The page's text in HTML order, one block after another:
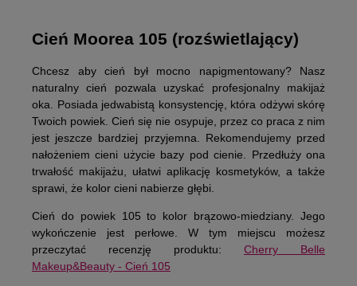
Cień Moorea 105 (rozświetlający)
Chcesz aby cień był mocno napigmentowany? Nasz
naturalny cień pozwala uzyskać profesjonalny makijaż
oka. Posiada jedwabistą konsystencję, która odżywi skórę
Twoich powiek. Cień się nie osypuje, przez co praca z nim
jest jeszcze bardziej przyjemna. Rekomendujemy przed
nałożeniem cieni użycie bazy pod cienie. Przedłuży ona
trwałość makijażu, ułatwi aplikację kosmetyków, a także
sprawi, że kolor cieni nabierze głębi.
Cień do powiek 105 to kolor brązowo-miedziany. Jego
wykończenie jest perłowe. W tym miejscu możesz
przeczytać recenzję produktu: Cherry Belle
Makeup&Beauty - Cień 105